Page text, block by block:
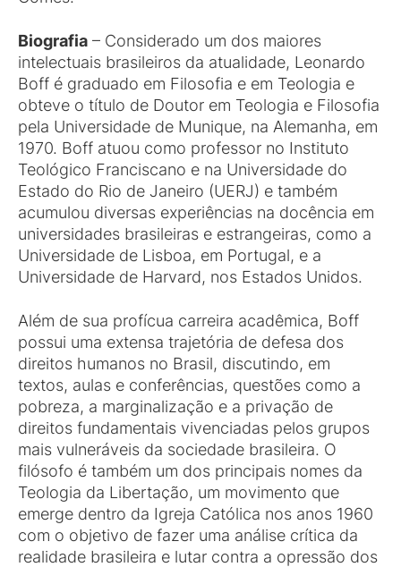
Biografia – Considerado um dos maiores
intelectuais brasileiros da atualidade, Leonardo
Boff é graduado em Filosofia e em Teologia e
obteve o título de Doutor em Teologia e Filosofia
pela Universidade de Munique, na Alemanha, em
1970. Boff atuou como professor no Instituto
Teológico Franciscano e na Universidade do
Estado do Rio de Janeiro (UERJ) e também
acumulou diversas experiências na docência em
universidades brasileiras e estrangeiras, como a
Universidade de Lisboa, em Portugal, e a
Universidade de Harvard, nos Estados Unidos.
Além de sua profícua carreira acadêmica, Boff
possui uma extensa trajetória de defesa dos
direitos humanos no Brasil, discutindo, em
textos, aulas e conferências, questões como a
pobreza, a marginalização e a privação de
direitos fundamentais vivenciadas pelos grupos
mais vulneráveis da sociedade brasileira. O
filósofo é também um dos principais nomes da
Teologia da Libertação, um movimento que
emerge dentro da Igreja Católica nos anos 1960
com o objetivo de fazer uma análise crítica da
realidade brasileira e lutar contra a opressão dos